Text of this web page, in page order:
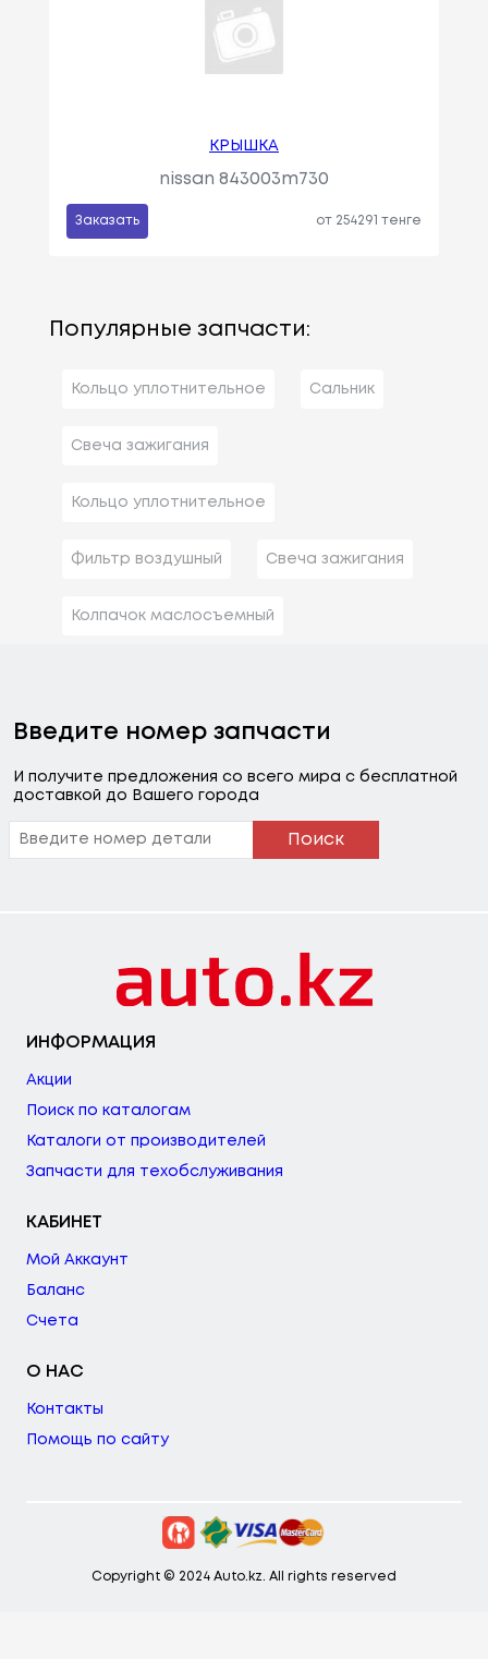
КРЫШКА
nissan 843003m730
Заказать от 254291 тенге
Популярные запчасти:
Кольцо уплотнительное Сальник
Свеча зажигания
Кольцо уплотнительное
Фильтр воздушный Свеча зажигания
Колпачок маслосъемный
Введите номер запчасти
И получите предложения со всего мира с бесплатной
доставкой до Вашего города
Поиск
ИНФОРМАЦИЯ
Акции
Поиск по каталогам
Каталоги от производителей
Запчасти для техобслуживания
КАБИНЕТ
Мой Аккаунт
Баланс
Счета
О НАС
Контакты
Помощь по сайту
Copyright © 2024 Auto.kz. All rights reserved